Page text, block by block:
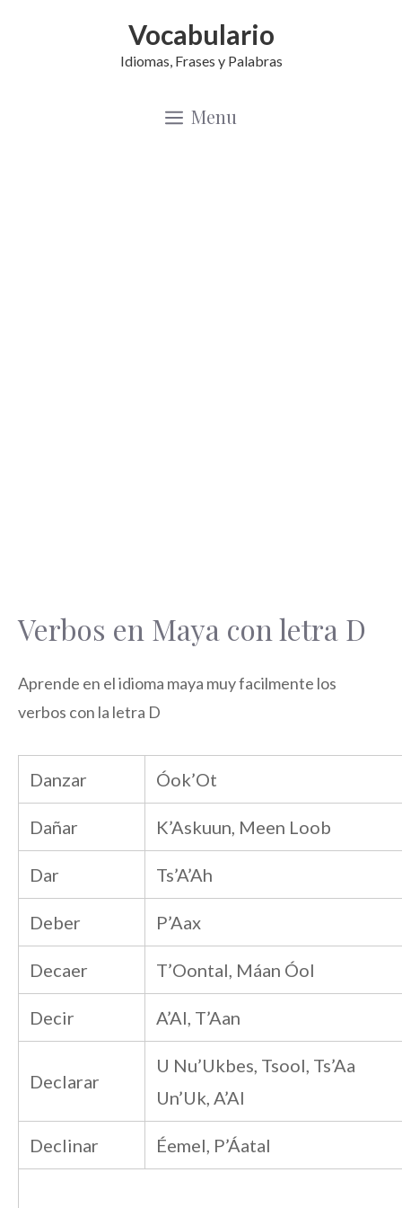
Vocabulario
Idiomas, Frases y Palabras
Menu
Verbos en Maya con letra D
Aprende en el idioma maya muy facilmente los
verbos con la letra D
Danzar Óok’Ot
Dañar K’Askuun, Meen Loob
Dar Ts’A’Ah
Deber P’Aax
Decaer T’Oontal, Máan Óol
Decir A’Al, T’Aan
Declarar
U Nu’Ukbes, Tsool, Ts’Aa
Un’Uk, A’Al
Declinar Éemel, P’Áatal